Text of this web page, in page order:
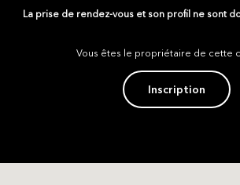
La prise de rendez-vous et son profil ne sont
Vous êtes le propriétaire de cette
Inscription